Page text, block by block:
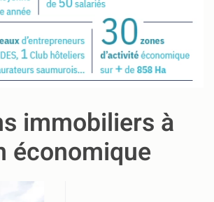
immobiliers à
économique